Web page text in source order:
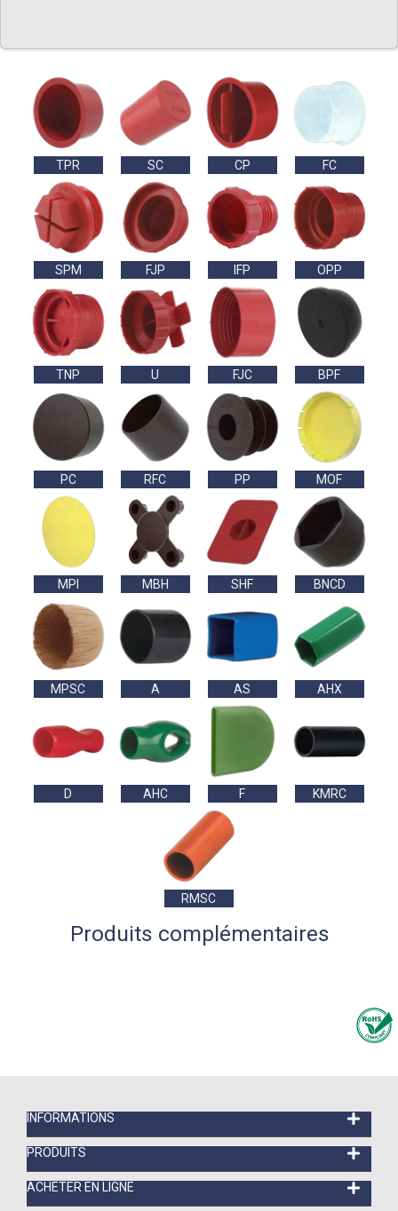
TPR SC CP FC
SPM FJP IFP OPP
TNP U FJC BPF
PC RFC PP MOF
MPI MBH SHF BNCD
MPSC A AS AHX
D AHC F KMRC
RMSC
Produits complémentaires
INFORMATIONS
PRODUITS
ACHETER EN LIGNE